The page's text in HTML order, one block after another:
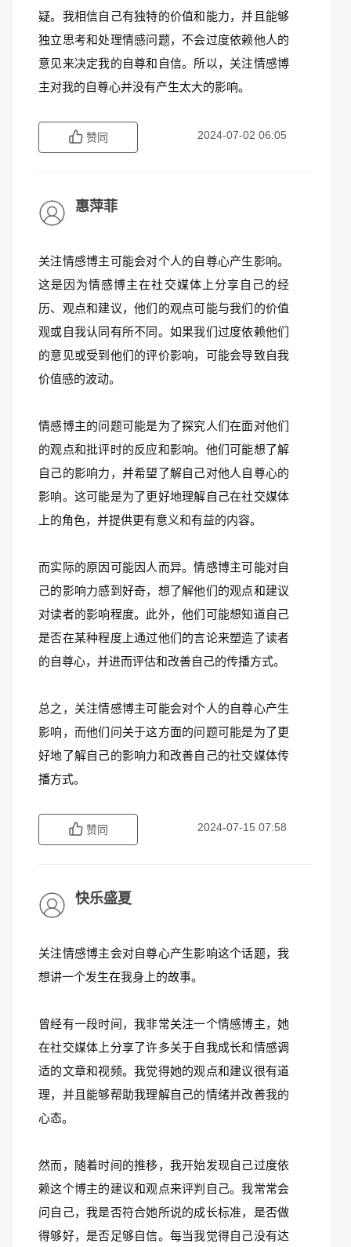
疑。我相信自己有独特的价值和能力，并且能够
独立思考和处理情感问题，不会过度依赖他人的
意见来决定我的自尊和自信。所以，关注情感博
主对我的自尊心并没有产生太大的影响。
赞同 2024-07-02 06:05
惠萍菲
关注情感博主可能会对个人的自尊心产生影响。
这是因为情感博主在社交媒体上分享自己的经
历、观点和建议，他们的观点可能与我们的价值
观或自我认同有所不同。如果我们过度依赖他们
的意见或受到他们的评价影响，可能会导致自我
价值感的波动。
情感博主的问题可能是为了探究人们在面对他们
的观点和批评时的反应和影响。他们可能想了解
自己的影响力，并希望了解自己对他人自尊心的
影响。这可能是为了更好地理解自己在社交媒体
上的角色，并提供更有意义和有益的内容。
而实际的原因可能因人而异。情感博主可能对自
己的影响力感到好奇，想了解他们的观点和建议
对读者的影响程度。此外，他们可能想知道自己
是否在某种程度上通过他们的言论来塑造了读者
的自尊心，并进而评估和改善自己的传播方式。
总之，关注情感博主可能会对个人的自尊心产生
影响，而他们问关于这方面的问题可能是为了更
好地了解自己的影响力和改善自己的社交媒体传
播方式。
赞同 2024-07-15 07:58
快乐盛夏
关注情感博主会对自尊心产生影响这个话题，我
想讲一个发生在我身上的故事。
曾经有一段时间，我非常关注一个情感博主，她
在社交媒体上分享了许多关于自我成长和情感调
适的文章和视频。我觉得她的观点和建议很有道
理，并且能够帮助我理解自己的情绪并改善我的
心态。
然而，随着时间的推移，我开始发现自己过度依
赖这个博主的建议和观点来评判自己。我常常会
问自己，我是否符合她所说的成长标准，是否做
得够好，是否足够自信。每当我觉得自己没有达